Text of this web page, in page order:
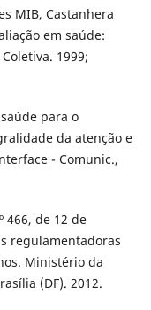
MIB, Castanhera
em saúde:
1999;
para o
da atenção e
- Comunic.,
466, de 12 de
regulamentadoras
Ministério da
(DF). 2012.